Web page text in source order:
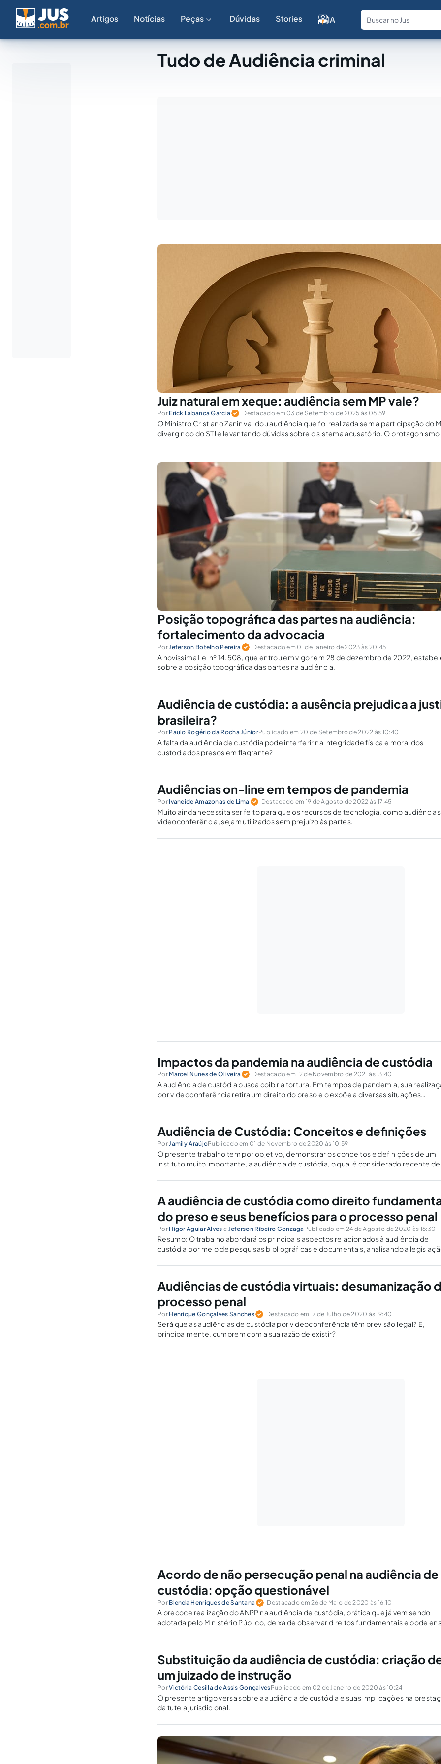
Artigos Notícias Peças Dúvidas Stories IA
Fale com
Tudo de Audiência criminal
Juiz natural em xeque: audiência sem MP vale?
Por Erick Labanca Garcia Destacado em 03 de Setembro de 2025 às 08:59
O Ministro Cristiano Zanin validou audiência que foi realizada sem a participação do
divergindo do STJ e levantando dúvidas sobre o sistema acusatório. O protagonismo
Posição topográfica das partes na audiência:
fortalecimento da advocacia
PorJeferson Botelho Pereira Destacado em 01 de Janeiro de 2023 às 20:45
A novíssima Lei nº 14.508, que entrou em vigor em 28 de dezembro de 2022,
sobre a posição topográfica das partes na audiência.
Audiência de custódia: a ausência prejudica a
brasileira?
Por Paulo Rogério da Rocha JúniorPublicado em 20 de Setembro de 2022 às 10:40
A falta da audiência de custódia pode interferir na integridade física e moral dos
custodiados presos em flagrante?
Audiências on-line em tempos de pandemia
Por Ivaneide Amazonas de Lima Destacado em 19 de Agosto de 2022 às 17:45
Muito ainda necessita ser feito para que os recursos de tecnologia, como
videoconferência, sejam utilizados sem prejuízo às partes.
Impactos da pandemia na audiência de custódia
Por Marcel Nunes de Oliveira Destacado em 12 de Novembro de 2021 às 13:40
A audiência de custódia busca coibir a tortura. Em tempos de pandemia, sua
por videoconferência retira um direito do preso e o expõe a diversas situações
Audiência de Custódia: Conceitos e definições
PorJamily AraújoPublicado em 01 de Novembro de 2020 às 10:59
O presente trabalho tem por objetivo, demonstrar os conceitos e definições de um
instituto muito importante, a audiência de custódia, o qual é considerado recente
A audiência de custódia como direito
do preso e seus benefícios para o processo penal
Por Higor Aguiar Alves e Jeferson Ribeiro Gonzaga Publicado em 24 de Agosto de 2020 às 18:30
Resumo: O trabalho abordará os principais aspectos relacionados à audiência de
custódia por meio de pesquisas bibliográficas e documentais, analisando a
principais características da audiência de custódia, quais os seus...
Audiências de custódia virtuais: desumanização
processo penal
Por Henrique Gonçalves Sanches Destacado em 17 de Julho de 2020 às 19:40
Será que as audiências de custódia por videoconferência têm previsão legal? E,
principalmente, cumprem com a sua razão de existir?
Acordo de não persecução penal na audiência de
custódia: opção questionável
Por Blenda Henriques de Santana Destacado em 26 de Maio de 2020 às 16:10
A precoce realização do ANPP na audiência de custódia, prática que já vem sendo
adotada pelo Ministério Público, deixa de observar direitos fundamentais e pode
Substituição da audiência de custódia: criação
um juizado de instrução
PorVictória Cesilla de Assis GonçalvesPublicado em 02 de Janeiro de 2020 às 10:24
O presente artigo versa sobre a audiência de custódia e suas implicações na
da tutela jurisdicional.